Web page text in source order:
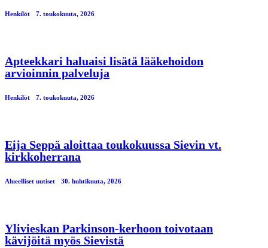
Henkilöt 7. toukokuuta, 2026
Apteekkari haluaisi lisätä lääkehoidon
arvioinnin palveluja
Henkilöt 7. toukokuuta, 2026
Eija Seppä aloittaa toukokuussa Sievin vt.
kirkkoherrana
Alueelliset uutiset 30. huhtikuuta, 2026
Ylivieskan Parkinson-kerhoon toivotaan
kävijöitä myös Sievistä